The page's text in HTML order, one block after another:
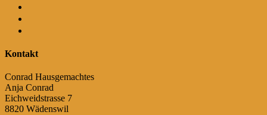
Kontakt
Conrad Hausgemachtes
Anja Conrad
Eichweidstrasse 7
8820 Wädenswil